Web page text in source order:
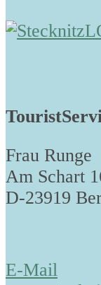
Frau Runge
Am Schart
D-23919
E-Mail